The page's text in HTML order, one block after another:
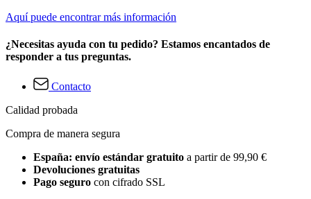
Aquí puede encontrar más información
¿Necesitas ayuda con tu pedido? Estamos encantados de
responder a tus preguntas.
Contacto
Calidad probada
Compra de manera segura
España: envío estándar gratuito a partir de 99,90 €
Devoluciones gratuitas
Pago seguro con cifrado SSL